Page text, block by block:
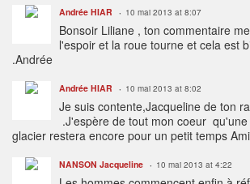
Andrée HIAR 10 mai 2013 at 8:07
Bonsoir Liliane , ton commentaire
l'espoir et la roue tourne et cela est
.Andrée
Andrée HIAR 10 mai 2013 at 8:02
Je suis contente,Jacqueline de ton
.J'espère de tout mon coeur
glacier restera encore pour un petit temps
NANSON Jacqueline 10 mai 2013 at 4:22